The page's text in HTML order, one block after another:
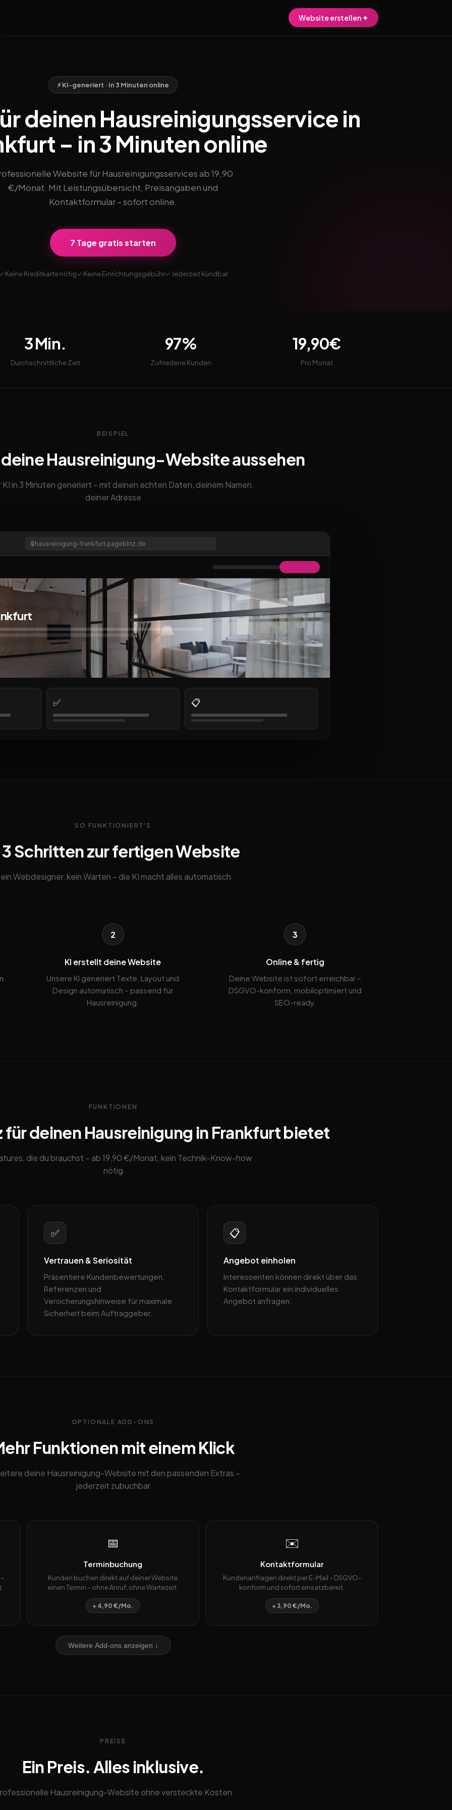
Website erstellen ✦
⚡ KI-generiert · In 3 Minuten online
deinen Hausreinigungsservice in
– in 3 Minuten online
Website für Hausreinigungsservices ab 19,90
€/Monat. Mit Leistungsübersicht, Preisangaben und
Kontaktformular – sofort online.
7 Tage gratis starten
Keine Kreditkarte nötig✓ Keine Einrichtungsgebühr✓ Jederzeit kündbar
3 Min.
Durchschnittliche Zeit
97%
Zufriedene Kunden
19,90€
Pro Monat
BEISPIEL
Hausreinigung-Website aussehen
KI in 3 Minuten generiert – mit deinen echten Daten, deinem Namen,
deiner Adresse
🔒 hausreinigung-frankfurt.pageblitz.de
✅ 📋
SO FUNKTIONIERT'S
3 Schritten zur fertigen Website
Webdesigner, kein Warten – die KI macht alles automatisch
2
KI erstellt deine Website
Unsere KI generiert Texte, Layout und
Design automatisch – passend für
Hausreinigung.
3
Online & fertig
Deine Website ist sofort erreichbar –
DSGVO-konform, mobiloptimiert und
SEO-ready.
FUNKTIONEN
für deinen Hausreinigung in Frankfurt bietet
die du brauchst – ab 19,90 €/Monat, kein Technik-Know-how
nötig
✅
Vertrauen & Seriosität
Präsentiere Kundenbewertungen,
Referenzen und
Versicherungshinweise für maximale
Sicherheit beim Auftraggeber.
📋
Angebot einholen
Interessenten können direkt über das
Kontaktformular ein individuelles
Angebot anfragen.
OPTIONALE ADD-ONS
Funktionen mit einem Klick
deine Hausreinigung-Website mit den passenden Extras –
jederzeit zubuchbar
📅
Terminbuchung
Kunden buchen direkt auf deiner Website
einen Termin – ohne Anruf, ohne Wartezeit.
+ 4,90 €/Mo.
✉️
Kontaktformular
Kundenanfragen direkt per E-Mail – DSGVO-
konform und sofort einsatzbereit.
+ 3,90 €/Mo.
Weitere Add-ons anzeigen ↓
PREISE
Ein Preis. Alles inklusive.
Hausreinigung-Website ohne versteckte Kosten